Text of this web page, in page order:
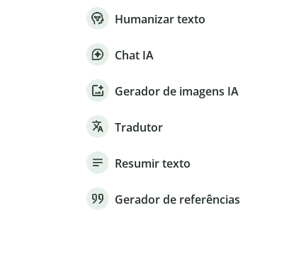
Humanizar texto
Chat IA
Gerador de imagens IA
Tradutor
Resumir texto
Gerador de referências